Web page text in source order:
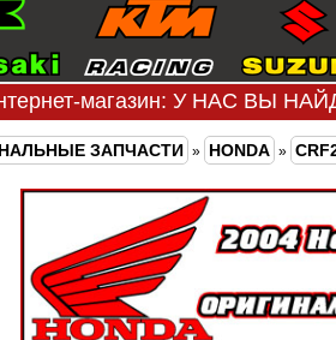
магазин: У НАС ВЫ
ЗАПЧАСТИ » HONDA »